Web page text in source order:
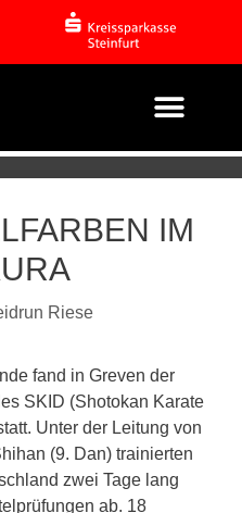
IM
Riese
fand in Greven der
SKID (Shotokan Karate
Unter der Leitung von
(9. Dan) trainierten
zwei Tage lang
ab. 18